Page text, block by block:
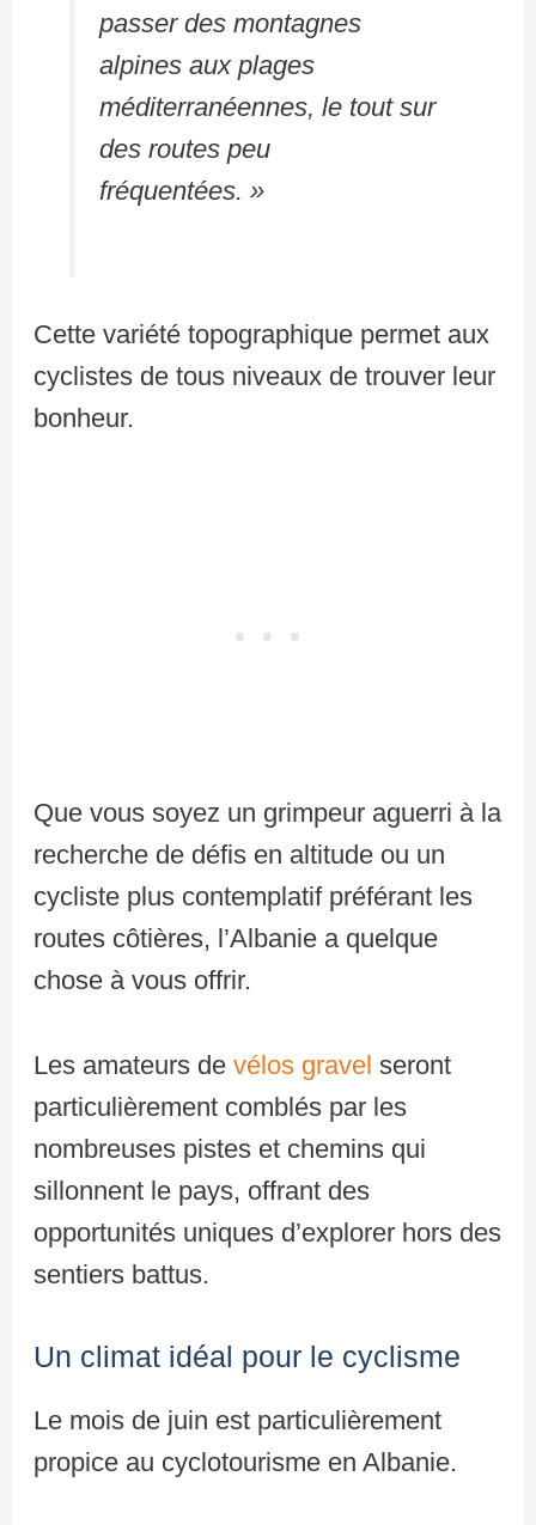
passer des montagnes
alpines aux plages
méditerranéennes, le tout sur
des routes peu
fréquentées. »
Cette variété topographique permet aux
cyclistes de tous niveaux de trouver leur
bonheur.
Que vous soyez un grimpeur aguerri à la
recherche de défis en altitude ou un
cycliste plus contemplatif préférant les
routes côtières, l’Albanie a quelque
chose à vous offrir.
Les amateurs devélos gravel seront
particulièrement comblés par les
nombreuses pistes et chemins qui
sillonnent le pays, offrant des
opportunités uniques d’explorer hors des
sentiers battus.
Un climat idéal pour le cyclisme
Le mois de juin est particulièrement
propice au cyclotourisme en Albanie.